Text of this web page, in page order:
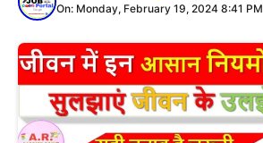
On: Monday, February 19, 2024 8:41 PM